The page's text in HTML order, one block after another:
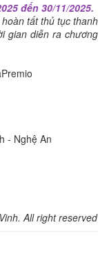
đến 30/11/2025.
tất thủ tục thanh
gian diễn ra chương
- Nghệ An
All right reserved